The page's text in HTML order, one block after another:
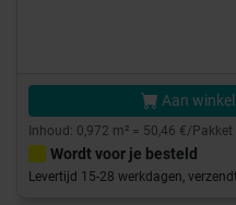
Aan
Inhoud: 0,972 m² = 50,46 €/Pakket
Wordt voor je besteld
Levertijd 15-28 werkdagen,